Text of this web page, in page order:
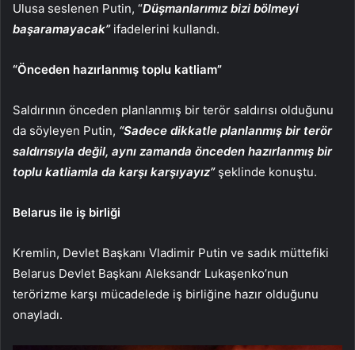
Ulusa seslenen Putin, “Düşmanlarımız bizi bölmeyi
başaramayacak”ifadelerini kullandı.
“Önceden hazırlanmış toplu katliam”
Saldırının önceden planlanmış bir terör saldırısı olduğunu
da söyleyen Putin, “Sadece dikkatle planlanmış bir terör
saldırısıyla değil, aynı zamanda önceden hazırlanmış bir
toplu katliamla da karşı karşıyayız” şeklinde konuştu.
Belarus ile iş birliği
Kremlin, Devlet Başkanı Vladimir Putin ve sadık müttefiki
Belarus Devlet Başkanı Aleksandr Lukaşenko’nun
terörizme karşı mücadelede iş birliğine hazır olduğunu
onayladı.